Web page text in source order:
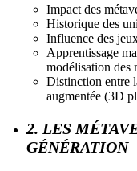
Impact des
Historique des
Influence des
Apprentissage
modélisation des
Distinction entre
augmentée (3D
2. LES
GÉNÉRATION